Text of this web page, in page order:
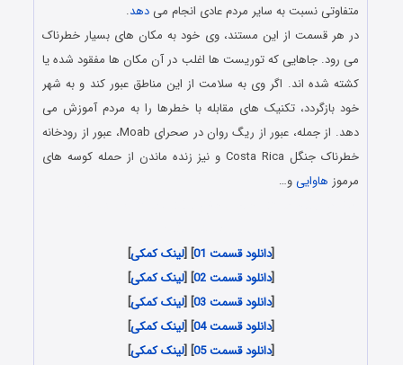
متفاوتی نسبت به سایر مردم عادی انجام میدهد.
در هر قسمت از این مستند، وی خود به مکان های بسیار خطرناک
می رود. جاهایی که توریست ها اغلب در آن مکان ها مفقود شده یا
کشته شده اند. اگر وی به سلامت از این مناطق عبور کند و به شهر
خود بازگردد، تکنیک های مقابله با خطرها را به مردم آموزش می
دهد. از جمله، عبور از ریگ روان در صحرای Moab، عبور از رودخانه
خطرناک جنگل Costa Rica و نیز زنده ماندن از حمله کوسه های
مرموز هاواییو…
[دانلود قسمت 01 ] [لینک کمکی]
[دانلود قسمت 02 ] [لینک کمکی]
[دانلود قسمت 03 ] [لینک کمکی]
[دانلود قسمت 04 ] [لینک کمکی]
[دانلود قسمت 05 ] [لینک کمکی]